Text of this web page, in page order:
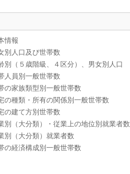
情報
別人口及び世帯数
別（５歳階級、４区分）、男女別人口
人員別一般世帯数
の家族類型別一般世帯数
の種類・所有の関係別一般世帯数
の建て方別世帯数
別（大分類）・従業上の地位別就業者数
別（大分類）就業者数
の経済構成別一般世帯数